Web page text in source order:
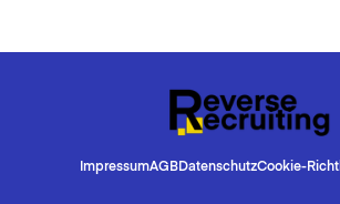
ImpressumAGBDatenschutzCookie-